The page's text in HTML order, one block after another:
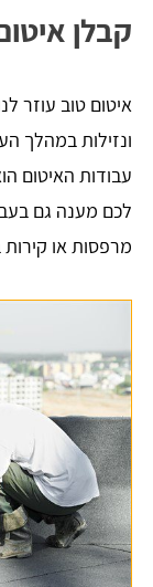
קבלן
איטום טוב עוזר
ונזילות במהלך
עבודות האיטום
לכם מענה גם
מרפסות או קירות